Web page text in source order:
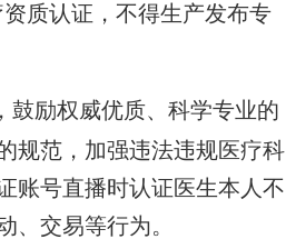
质认证，不得生产发布专
鼓励权威优质、科学专业的
规范，加强违法违规医疗科
账号直播时认证医生本人不
、交易等行为。